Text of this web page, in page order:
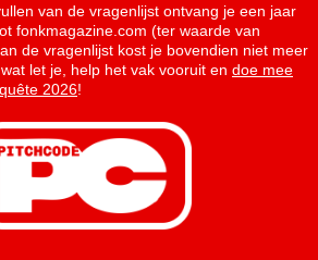
van de vragenlijst ontvang je een jaar
fonkmagazine.com (ter waarde van
de vragenlijst kost je bovendien niet meer
let je, help het vak vooruit en doe mee
2026!